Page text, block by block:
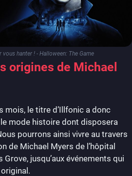
hanter ! - Halloween: The Game
origines de Michael
le titre d’Illfonic a donc
mode histoire dont disposera
pourrons ainsi vivre au travers
de Michael Myers de l’hôpital
Grove, jusqu’aux événements qui